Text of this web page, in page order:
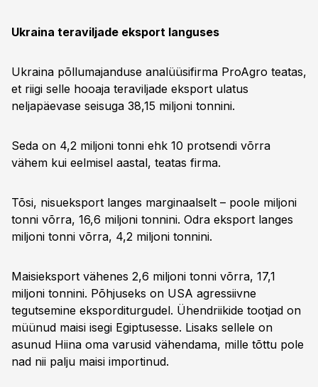
Ukraina teraviljade eksport languses
Ukraina põllumajanduse analüüsifirma ProAgro teatas,
et riigi selle hooaja teraviljade eksport ulatus
neljapäevase seisuga 38,15 miljoni tonnini.
Seda on 4,2 miljoni tonni ehk 10 protsendi võrra
vähem kui eelmisel aastal, teatas firma.
Tõsi, nisueksport langes marginaalselt – poole miljoni
tonni võrra, 16,6 miljoni tonnini. Odra eksport langes
miljoni tonni võrra, 4,2 miljoni tonnini.
Maisieksport vähenes 2,6 miljoni tonni võrra, 17,1
miljoni tonnini. Põhjuseks on USA agressiivne
tegutsemine eksporditurgudel. Ühendriikide tootjad on
müünud maisi isegi Egiptusesse. Lisaks sellele on
asunud Hiina oma varusid vähendama, mille tõttu pole
nad nii palju maisi importinud.